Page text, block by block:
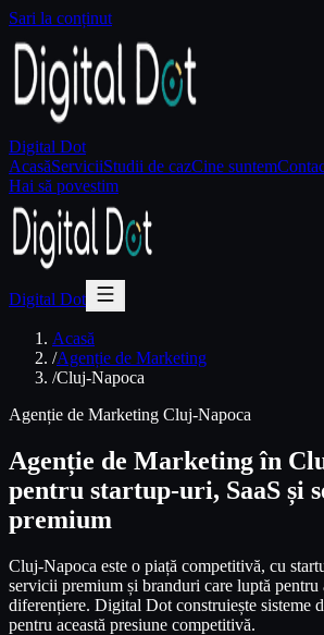
Sari la conținut
Digital Dot
AcasăServiciiStudii de cazCine suntem
Hai să povestim
Digital Dot
Acasă
/Agenție de Marketing
/Cluj-Napoca
Agenție de Marketing Cluj-Napoca
Agenție de Marketing în
pentru startup-uri, SaaS și
premium
Cluj-Napoca este o piață competitivă, cu
servicii premium și branduri care luptă pentru
diferențiere. Digital Dot construiește sisteme
pentru această presiune competitivă.